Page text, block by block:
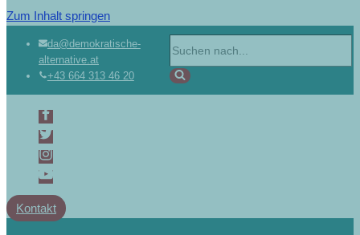
Zum Inhalt springen
da@demokratische-
alternative.at
+43 664 313 46 20
Kontakt